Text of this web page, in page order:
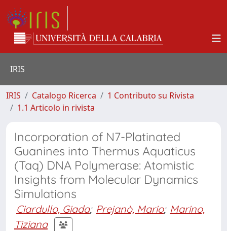
IRIS
IRIS Catalogo Ricerca
1 Contributo su Rivista
1.1 Articolo in rivista
Incorporation of N7-Platinated
Guanines into Thermus Aquaticus
(Taq) DNA Polymerase: Atomistic
Insights from Molecular Dynamics
Simulations
Ciardullo, Giada; Prejanò, Mario; Marino,
Tiziana